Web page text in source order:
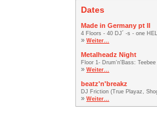
Dates
Made in Germany pt II
4 Floors - 40 DJ´ -s - one
» Weiter...
Metalheadz Night
Floor 1- Drum'n'Bass:
» Weiter...
beatz'n'breakz
DJ Friction (True Playaz,
» Weiter...